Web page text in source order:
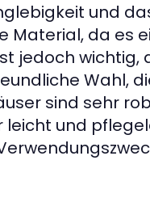
und
Material, da es
jedoch wichtig,
Wahl,
sind sehr
und